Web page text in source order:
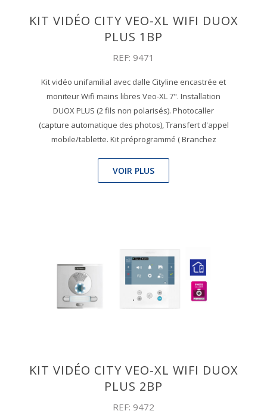
KIT VIDÉO CITY VEO-XL WIFI DUOX
PLUS 1BP
REF: 9471
Kit vidéo unifamilial avec dalle Cityline encastrée et
moniteur Wifi mains libres Veo-XL 7". Installation
DUOX PLUS (2 fils non polarisés). Photocaller
(capture automatique des photos), Transfert d'appel
mobile/tablette. Kit préprogrammé ( Branchez
VOIR PLUS
KIT VIDÉO CITY VEO-XL WIFI DUOX
PLUS 2BP
REF: 9472